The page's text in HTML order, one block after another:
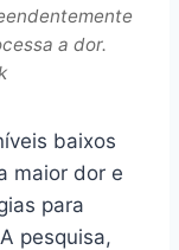
a dor.
baixos
maior dor e
para
pesquisa,